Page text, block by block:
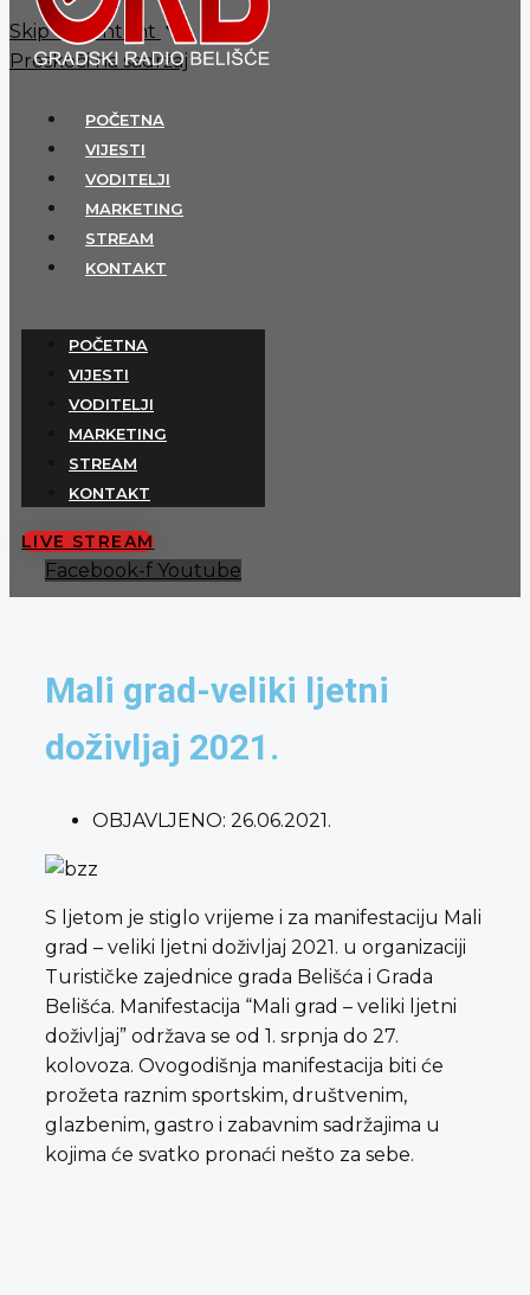
Skip to content
Preskoči na sadržaj
POČETNA
VIJESTI
VODITELJI
MARKETING
STREAM
KONTAKT
POČETNA
VIJESTI
VODITELJI
MARKETING
STREAM
KONTAKT
LIVE STREAM
Facebook-f Youtube
Mali grad-veliki ljetni
doživljaj 2021.
OBJAVLJENO: 26.06.2021.
S ljetom je stiglo vrijeme i za manifestaciju Mali
grad – veliki ljetni doživljaj 2021. u organizaciji
Turističke zajednice grada Belišća i Grada
Belišća. Manifestacija “Mali grad – veliki ljetni
doživljaj” održava se od 1. srpnja do 27.
kolovoza. Ovogodišnja manifestacija biti će
prožeta raznim sportskim, društvenim,
glazbenim, gastro i zabavnim sadržajima u
kojima će svatko pronaći nešto za sebe.